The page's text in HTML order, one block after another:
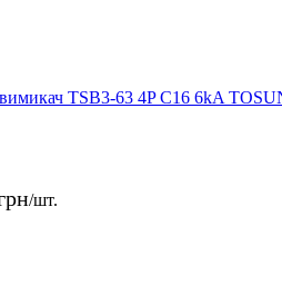
TSB3-63 4P C16 6kA
/шт.